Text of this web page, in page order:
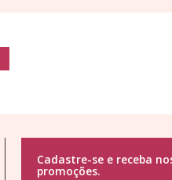
Cadastre-se e receba
promoções.